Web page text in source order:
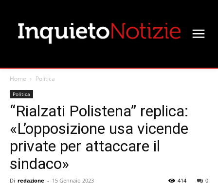
Home Politica
Politica
“Rialzati Polistena” replica:
«L’opposizione usa vicende
private per attaccare il
sindaco»
Di redazione - 15 Gennaio 2023 0
414